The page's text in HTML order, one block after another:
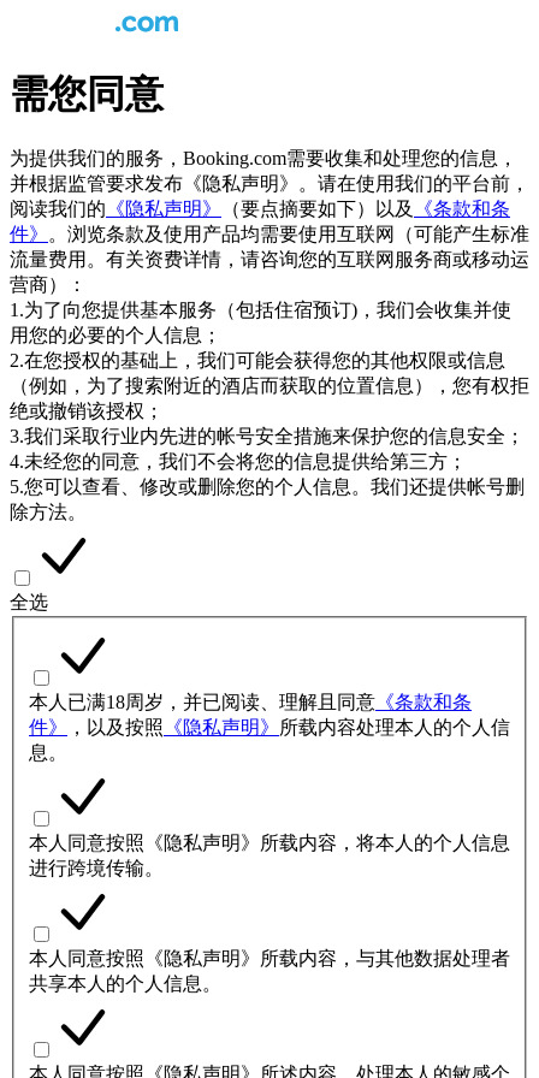
需您同意
为提供我们的服务，Booking.com需要收集和处理您的信息，
并根据监管要求发布《隐私声明》。请在使用我们的平台前，
阅读我们的 《隐私声明》 （要点摘要如下）以及
《条款和条
件》
。浏览条款及使用产品均需要使用互联网（可能产生标准
流量费用。有关资费详情，请咨询您的互联网服务商或移动运
营商）：
1.为了向您提供基本服务（包括住宿预订)，我们会收集并使
用您的必要的个人信息；
2.在您授权的基础上，我们可能会获得您的其他权限或信息
（例如，为了搜索附近的酒店而获取的位置信息），您有权拒
绝或撤销该授权；
3.我们采取行业内先进的帐号安全措施来保护您的信息安全；
4.未经您的同意，我们不会将您的信息提供给第三方；
5.您可以查看、修改或删除您的个人信息。我们还提供帐号删
除方法。
全选
本人已满18周岁，并已阅读、理解且同意 《条款和条
件》
，以及按照 《隐私声明》
所载内容处理本人的个人信
息。
本人同意按照《隐私声明》所载内容，将本人的个人信息
进行跨境传输。
本人同意按照《隐私声明》所载内容，与其他数据处理者
共享本人的个人信息。
本人同意按照《隐私声明》所述内容，处理本人的敏感个